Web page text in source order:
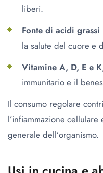
liberi.
Fonte di acidi
la salute del cuore e
Vitamine A, D, E e K
immunitario e il
Il consumo regolare
l’infiammazione
generale dell’organismo.